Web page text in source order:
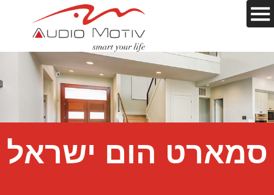
סמארט הום ישראל